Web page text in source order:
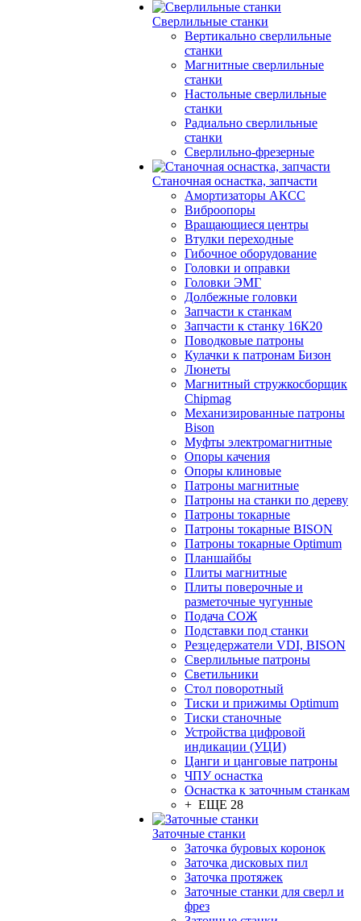
Сверлильные станки
Вертикально сверлильные
станки
Магнитные сверлильные
станки
Настольные сверлильные
станки
Радиально сверлильные
станки
Сверлильно-фрезерные
Станочная оснастка, запчасти
Амортизаторы АКСС
Виброопоры
Вращающиеся центры
Втулки переходные
Гибочное оборудование
Головки и оправки
Головки ЭМГ
Долбежные головки
Запчасти к станкам
Запчасти к станку 16К20
Поводковые патроны
Кулачки к патронам Бизон
Люнеты
Магнитный стружкосборщик
Chipmag
Механизированные патроны
Bison
Муфты электромагнитные
Опоры качения
Опоры клиновые
Патроны магнитные
Патроны на станки по дереву
Патроны токарные
Патроны токарные BISON
Патроны токарные Optimum
Планшайбы
Плиты магнитные
Плиты поверочные и
разметочные чугунные
Подача СОЖ
Подставки под станки
Резцедержатели VDI, BISON
Сверлильные патроны
Светильники
Стол поворотный
Тиски и прижимы Optimum
Тиски станочные
Устройства цифровой
индикации (УЦИ)
Цанги и цанговые патроны
ЧПУ оснастка
Оснастка к заточным станкам
+ ЕЩЕ 28
Заточные станки
Заточка буровых коронок
Заточка дисковых пил
Заточка протяжек
Заточные станки для сверл и
фрез